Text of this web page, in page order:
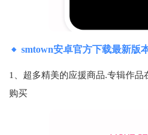
smtown安卓官方下载最新版
1、超多精美的应援商品.专辑作
购买